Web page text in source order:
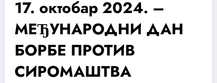
17. октобар 2024. –
МЕЂУНАРОДНИ ДАН
БОРБЕ ПРОТИВ
СИРОМАШТВА